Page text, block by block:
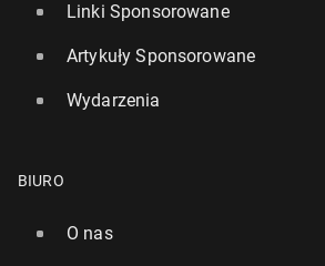
Linki Sponsorowane
Artykuły Sponsorowane
Wydarzenia
BIURO
O nas